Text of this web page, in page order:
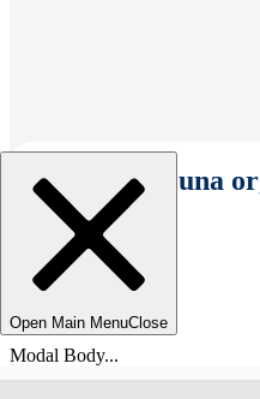
Seleccionar una
Open Main MenuClose
Modal Body...